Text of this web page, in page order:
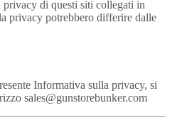
di questi siti collegati in
privacy potrebbero differire dalle
Informativa sulla privacy, si
sales@gunstorebunker.com